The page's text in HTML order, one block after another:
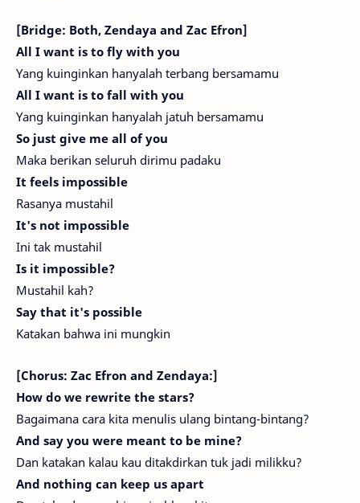
[Bridge: Both, Zendaya and Zac Efron]
All I want is to fly with you
Yang kuinginkan hanyalah terbang bersamamu
All I want is to fall with you
Yang kuinginkan hanyalah jatuh bersamamu
So just give me all of you
Maka berikan seluruh dirimu padaku
It feels impossible
Rasanya mustahil
It's not impossible
Ini tak mustahil
Is it impossible?
Mustahil kah?
Say that it's possible
Katakan bahwa ini mungkin
[Chorus: Zac Efron and Zendaya:]
How do we rewrite the stars?
Bagaimana cara kita menulis ulang bintang-bintang?
And say you were meant to be mine?
Dan katakan kalau kau ditakdirkan tuk jadi milikku?
And nothing can keep us apart